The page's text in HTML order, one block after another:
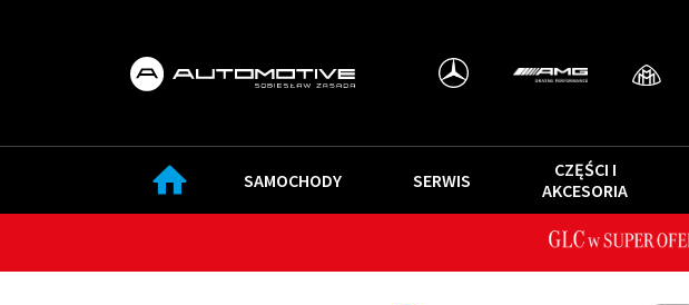
SAMOCHODY SERWIS
CZĘŚCI I
AKCESORIA